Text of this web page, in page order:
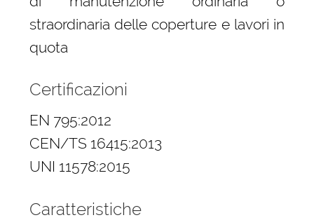
straordinaria delle coperture e lavori in
quota
Certificazioni
EN 795:2012
CEN/TS 16415:2013
UNI 11578:2015
Caratteristiche